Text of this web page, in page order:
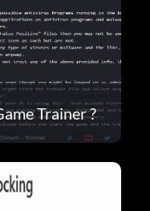
Trainer ?